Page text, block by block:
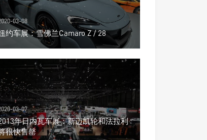
03-08
约车展：雪佛兰Camaro Z / 28
03-07
年日内瓦车展：新迈凯轮和法拉利
很快售罄